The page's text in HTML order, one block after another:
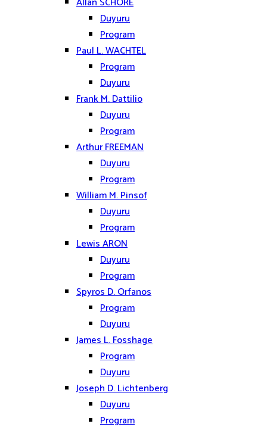
Duyuru
Program
Paul L. WACHTEL
Program
Duyuru
Frank M. Dattilio
Duyuru
Program
Arthur FREEMAN
Duyuru
Program
William M. Pinsof
Duyuru
Program
Lewis ARON
Duyuru
Program
Spyros D. Orfanos
Program
Duyuru
James L. Fosshage
Program
Duyuru
Joseph D. Lichtenberg
Duyuru
Program